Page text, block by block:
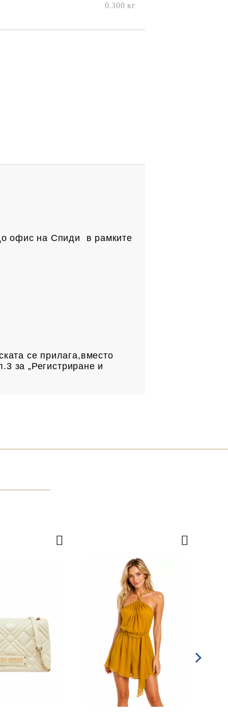
0.300 кг
офис на Спиди в рамките
се прилага,вместо
за „Регистриране и